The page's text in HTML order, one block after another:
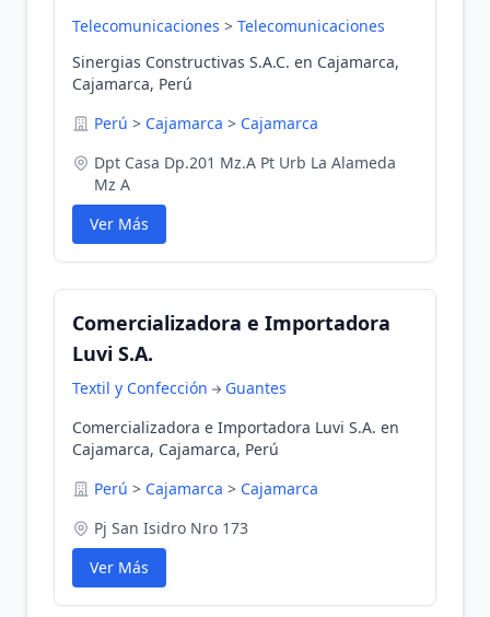
Telecomunicaciones > Telecomunicaciones
Sinergias Constructivas S.A.C. en Cajamarca,
Cajamarca, Perú
Perú > Cajamarca > Cajamarca
Dpt Casa Dp.201 Mz.A Pt Urb La Alameda
Mz A
Ver Más
Comercializadora e Importadora
Luvi S.A.
Textil y Confección
Guantes
Comercializadora e Importadora Luvi S.A. en
Cajamarca, Cajamarca, Perú
Perú > Cajamarca > Cajamarca
Pj San Isidro Nro 173
Ver Más